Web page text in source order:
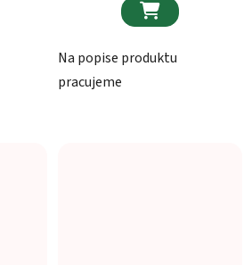

Na popise produktu
pracujeme